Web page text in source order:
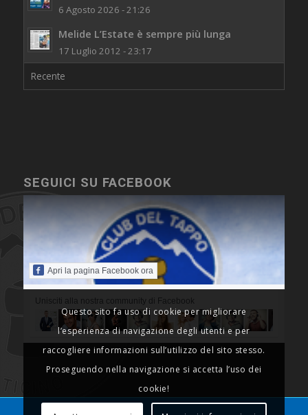
6 Agosto 2026 - 21:26
Melide L’Estate è sempre più lunga
17 Luglio 2012 - 23:17
Recente
SEGUICI SU FACEBOOK
Apri la pagina Facebook ora
Unisciti alla nostra community di Facebook
Questo sito fa uso di cookie per migliorare
l’esperienza di navigazione degli utenti e per
raccogliere informazioni sull’utilizzo del sito stesso.
Proseguendo nella navigazione si accetta l’uso dei
cookie!